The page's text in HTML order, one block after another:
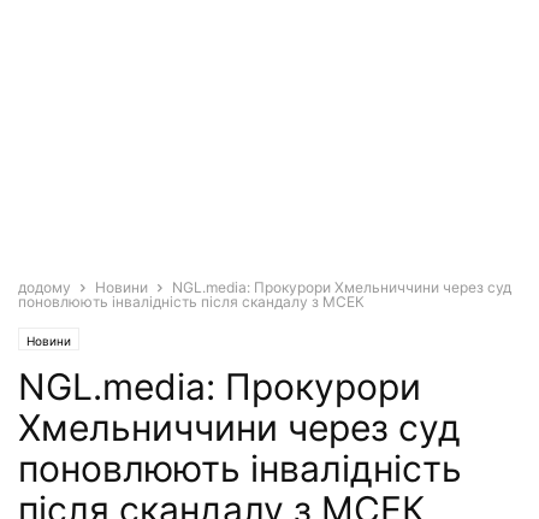
додому Новини
NGL.media: Прокурори Хмельниччини через суд
поновлюють інвалідність після скандалу з МСЕК
Новини
NGL.media: Прокурори
Хмельниччини через суд
поновлюють інвалідність
після скандалу з МСЕК